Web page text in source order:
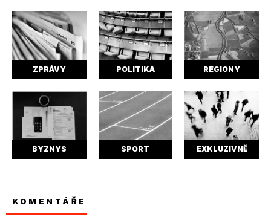
ZPRÁVY POLITIKA REGIONY
BYZNYS SPORT EXKLUZIVNĚ
KOMENTÁŘE